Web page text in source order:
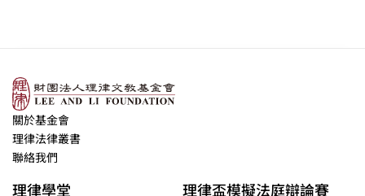
關於基金會
理律法律叢書
聯絡我們
理律學堂 理律盃模擬法庭辯論賽